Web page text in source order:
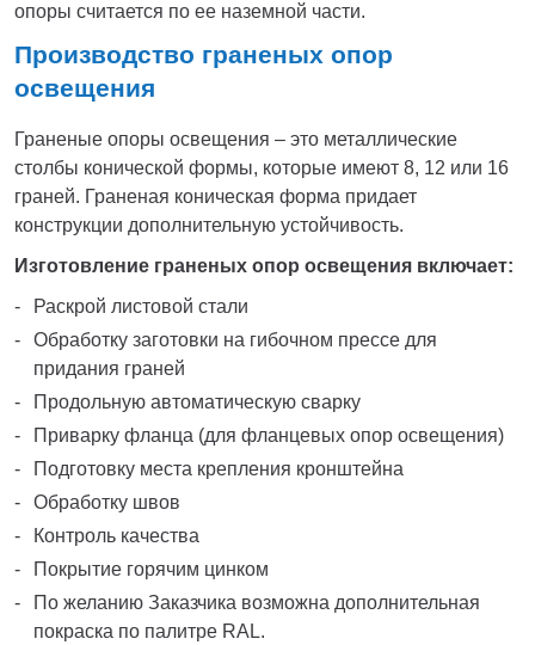
опоры считается по ее наземной части.
Производство граненых опор
освещения
Граненые опоры освещения – это металлические
столбы конической формы, которые имеют 8, 12 или 16
граней. Граненая коническая форма придает
конструкции дополнительную устойчивость.
Изготовление граненых опор освещения включает:
Раскрой листовой стали
Обработку заготовки на гибочном прессе для
придания граней
Продольную автоматическую сварку
Приварку фланца (для фланцевых опор освещения)
Подготовку места крепления кронштейна
Обработку швов
Контроль качества
Покрытие горячим цинком
По желанию Заказчика возможна дополнительная
покраска по палитре RAL.